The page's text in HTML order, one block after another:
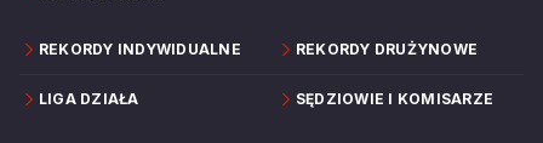
REKORDY INDYWIDUALNE REKORDY DRUŻYNOWE
LIGA DZIAŁA SĘDZIOWIE I KOMISARZE